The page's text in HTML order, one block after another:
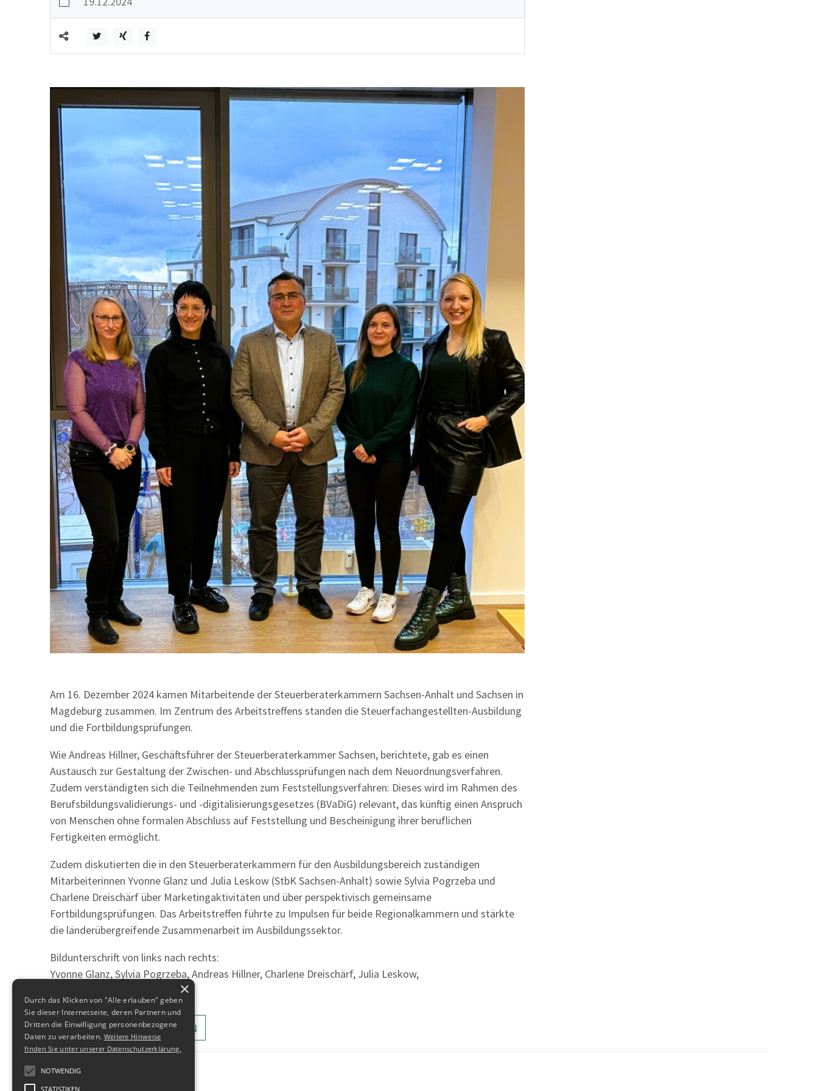
Am 16. Dezember 2024 kamen Mitarbeitende der Steuerberaterkammern Sachsen-Anhalt und Sachsen in
Magdeburg zusammen. Im Zentrum des Arbeitstreffens standen die Steuerfachangestellten-Ausbildung
und die Fortbildungsprüfungen.
Wie Andreas Hillner, Geschäftsführer der Steuerberaterkammer Sachsen, berichtete, gab es einen
Austausch zur Gestaltung der Zwischen- und Abschlussprüfungen nach dem Neuordnungsverfahren.
Zudem verständigten sich die Teilnehmenden zum Feststellungsverfahren: Dieses wird im Rahmen des
Berufsbildungsvalidierungs- und -digitalisierungsgesetzes (BVaDiG) relevant, das künftig einen Anspruch
von Menschen ohne formalen Abschluss auf Feststellung und Bescheinigung ihrer beruflichen
Fertigkeiten ermöglicht.
Zudem diskutierten die in den Steuerberaterkammern für den Ausbildungsbereich zuständigen
Mitarbeiterinnen Yvonne Glanz und Julia Leskow (StbK Sachsen-Anhalt) sowie Sylvia Pogrzeba und
Charlene Dreischärf über Marketingaktivitäten und über perspektivisch gemeinsame
Fortbildungsprüfungen. Das Arbeitstreffen führte zu Impulsen für beide Regionalkammern und stärkte
die länderübergreifende Zusammenarbeit im Ausbildungssektor.
Bildunterschrift von links nach rechts:
Yvonne Glanz, Sylvia Pogrzeba, Andreas Hillner, Charlene Dreischärf, Julia Leskow,
ALLE MELDUNGEN ANZEIGEN
×
Durch das Klicken von "Alle erlauben" geben
Sie dieser Internetseite, deren Partnern und
Dritten die Einwilligung personenbezogene
Daten zu verarbeiten. Weitere Hinweise
finden Sie unter unserer Datenschutzerklärung.
NOTWENDIG
STATISTIKEN